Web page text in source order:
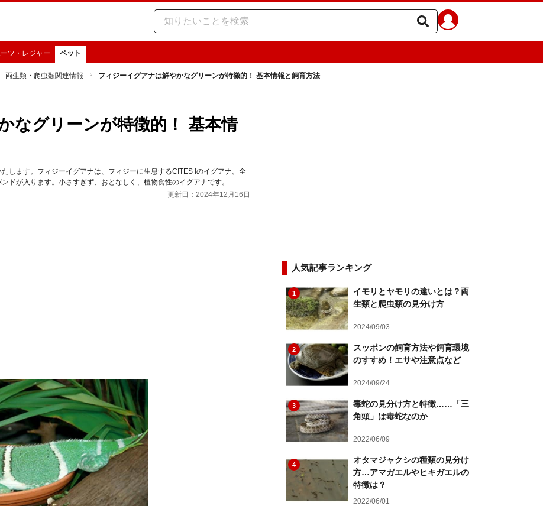
ツ・レジャー ペット
両生類・爬虫類関連情報 フィジーイグアナは鮮やかなグリーンが特徴的！ 基本情報と飼育方法
なグリーンが特徴的！ 基本情
します。フィジーイグアナは、フィジーに生息するCITES Iのイグアナ。全
ドが入ります。小さすぎず、おとなしく、植物食性のイグアナです。
更新日：2024年12月16日
人気記事ランキング
1
イモリとヤモリの違いとは？両
生類と爬虫類の見分け方
2024/09/03
2
スッポンの飼育方法や飼育環境
のすすめ！エサや注意点など
2024/09/24
3
毒蛇の見分け方と特徴……「三
角頭」は毒蛇なのか
2022/06/09
4
オタマジャクシの種類の見分け
方…アマガエルやヒキガエルの
特徴は？
2022/06/01